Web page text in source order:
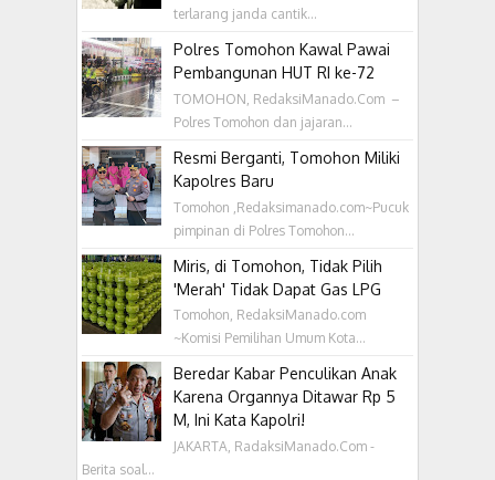
terlarang janda cantik...
Polres Tomohon Kawal Pawai
Pembangunan HUT RI ke-72
TOMOHON, RedaksiManado.Com –
Polres Tomohon dan jajaran...
Resmi Berganti, Tomohon Miliki
Kapolres Baru
Tomohon ,Redaksimanado.com~Pucuk
pimpinan di Polres Tomohon...
Miris, di Tomohon, Tidak Pilih
'Merah' Tidak Dapat Gas LPG
Tomohon, RedaksiManado.com
~Komisi Pemilihan Umum Kota...
Beredar Kabar Penculikan Anak
Karena Organnya Ditawar Rp 5
M, Ini Kata Kapolri!
JAKARTA, RadaksiManado.Com -
Berita soal...